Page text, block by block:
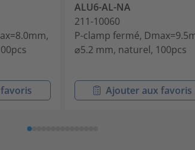
ALU6-AL-NA
211-10060
P-clamp fermé,
⌀5.2 mm, naturel, 100pcs
Ajouter aux favoris